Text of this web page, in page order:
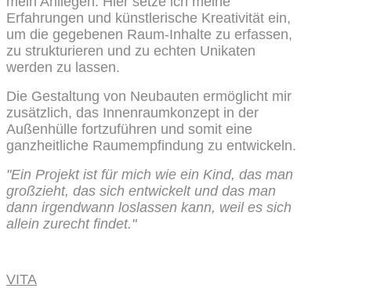
Erfahrungen und künstlerische Kreativität ein,
um die gegebenen Raum-Inhalte zu erfassen,
zu strukturieren und zu echten Unikaten
werden zu lassen.
Die Gestaltung von Neubauten ermöglicht mir
zusätzlich, das Innenraumkonzept in der
Außenhülle fortzuführen und somit eine
ganzheitliche Raumempfindung zu entwickeln.
"Ein Projekt ist für mich wie ein Kind, das man
großzieht, das sich entwickelt und das man
dann irgendwann loslassen kann, weil es sich
allein zurecht findet."
VITA